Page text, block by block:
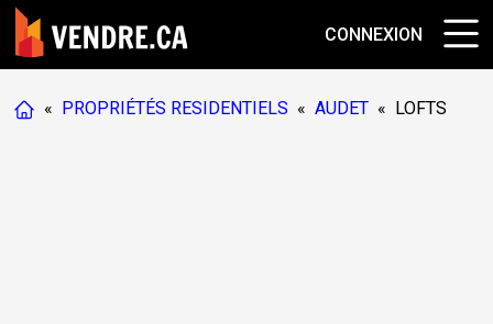
CONNEXION
« PROPRIÉTÉS RESIDENTIELS « AUDET « LOFTS